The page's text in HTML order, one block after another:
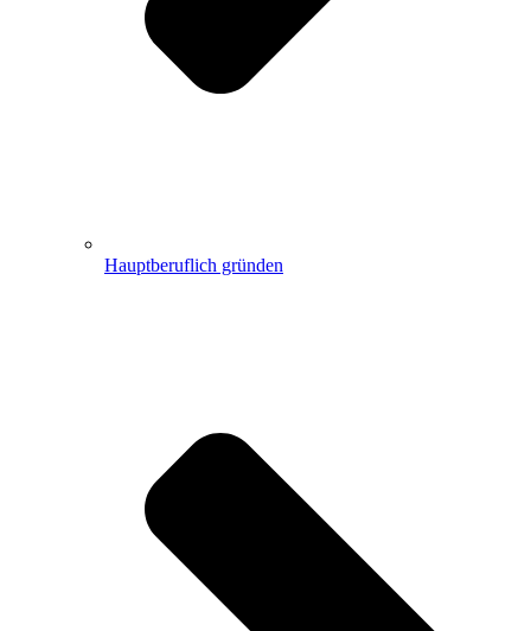
Hauptberuflich gründen